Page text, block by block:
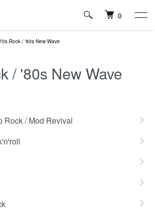
0
Rock / '80s New Wave
/ '80s New Wave
Rock / Mod Revival